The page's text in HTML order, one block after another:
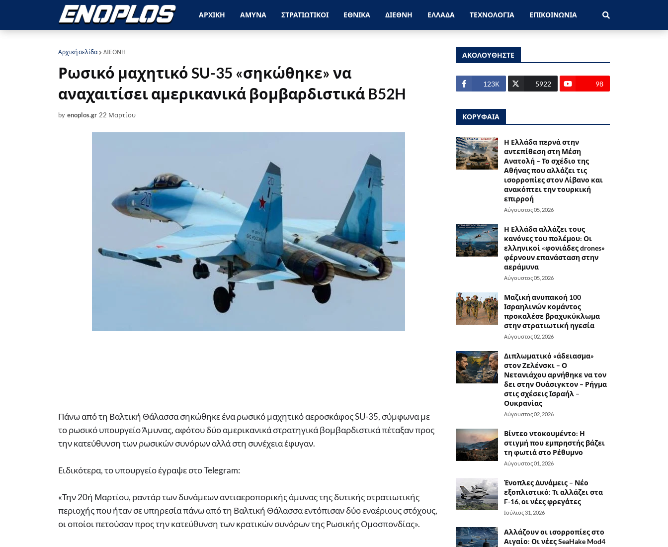
ΑΡΧΙΚΗ ΑΜΥΝΑ ΣΤΡΑΤΙΩΤΙΚΟΙ ΕΘΝΙΚΑ ΔΙΕΘΝΗ ΕΛΛΑΔΑ ΤΕΧΝΟΛΟΓΙΑ ΕΠΙΚΟΙΝΩΝΙΑ
Αρχική σελίδα ΔΙΕΘΝΗ
Ρωσικό μαχητικό SU-35 «σηκώθηκε» να
αναχαιτίσει αμερικανικά βομβαρδιστικά B52H
by enoplos.gr 22 Μαρτίου
Πάνω από τη Βαλτική Θάλασσα σηκώθηκε ένα ρωσικό μαχητικό αεροσκάφος SU-35, σύμφωνα με
το ρωσικό υπουργείο Άμυνας, αφότου δύο αμερικανικά στρατηγικά βομβαρδιστικά πέταξαν προς
την κατεύθυνση των ρωσικών συνόρων αλλά στη συνέχεια έφυγαν.
Ειδικότερα, το υπουργείο έγραψε στο Telegram:
«Την 20ή Μαρτίου, ραντάρ των δυνάμεων αντιαεροπορικής άμυνας της δυτικής στρατιωτικής
περιοχής που ήταν σε υπηρεσία πάνω από τη Βαλτική Θάλασσα εντόπισαν δύο εναέριους στόχους,
οι οποίοι πετούσαν προς την κατεύθυνση των κρατικών συνόρων της Ρωσικής Ομοσπονδίας».
ΑΚΟΛΟΥΘΗΣΤΕ
123Κ 5922 98
ΚΟΡΥΦΑΙΑ
Η Ελλάδα περνά στην
αντεπίθεση στη Μέση
Ανατολή – Το σχέδιο της
Αθήνας που αλλάζει τις
ισορροπίες στον Λίβανο και
ανακόπτει την τουρκική
επιρροή
Αύγουστος 05, 2026
Η Ελλάδα αλλάζει τους
κανόνες του πολέμου: Οι
ελληνικοί «φονιάδες drones»
φέρνουν επανάσταση στην
αεράμυνα
Αύγουστος 05, 2026
Μαζική ανυπακοή 100
Ισραηλινών κομάντος
προκαλέσε βραχυκύκλωμα
στην στρατιωτική ηγεσία
Αύγουστος 02, 2026
Διπλωματικό «άδειασμα»
στον Ζελένσκι – Ο
Νετανιάχου αρνήθηκε να τον
δει στην Ουάσιγκτον – Ρήγμα
στις σχέσεις Ισραήλ –
Ουκρανίας
Αύγουστος 02, 2026
Βίντεο ντοκουμέντο: Η
στιγμή που εμπρηστής βάζει
τη φωτιά στο Ρέθυμνο
Αύγουστος 01, 2026
Ένοπλες Δυνάμεις – Νέο
εξοπλιστικό: Τι αλλάζει στα
F-16, οι νέες φρεγάτες
Ιούλιος 31, 2026
Αλλάζουν οι ισορροπίες στο
Αιγαίο: Οι νέες SeaHake Mod4